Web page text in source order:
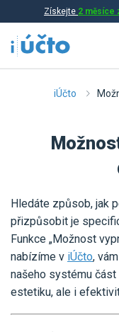
Získejte 2 měsíce
iÚčto
Hledáte způsob, jak
přizpůsobit je
Funkce „Možnost
nabízíme v iÚčto,
našeho systému
estetiku, ale i